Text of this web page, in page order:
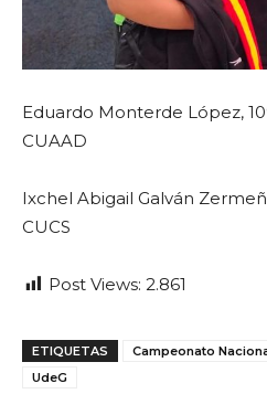
Eduardo Monterde López,
CUAAD
Ixchel Abigail Galván
CUCS
Post Views: 2.861
ETIQUETAS Campeonato
UdeG